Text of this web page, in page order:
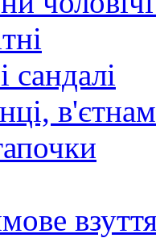
сандалі